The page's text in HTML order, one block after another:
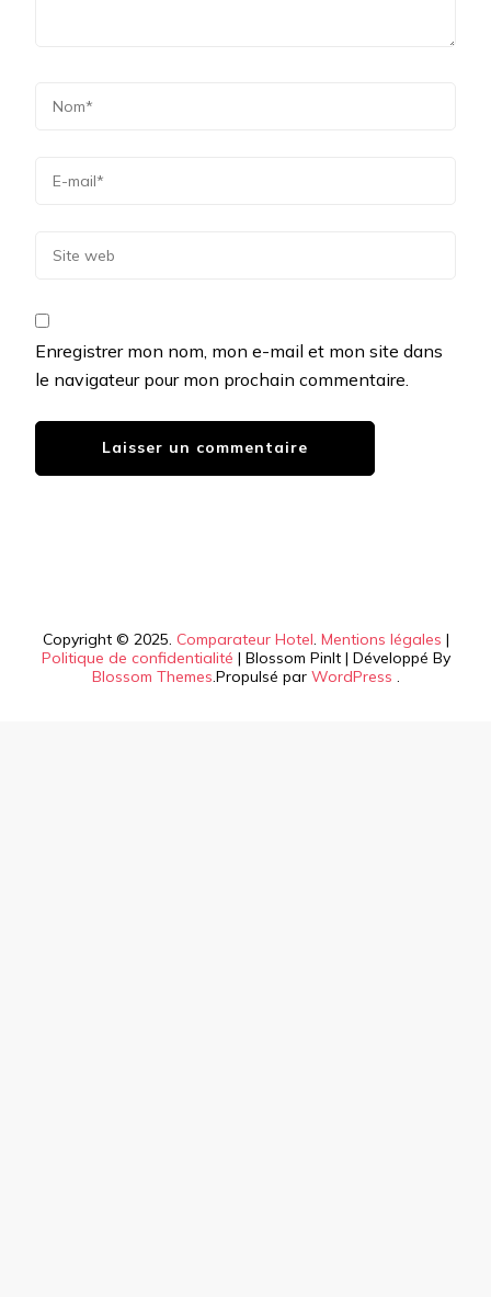
Enregistrer mon nom, mon e-mail et mon site dans
le navigateur pour mon prochain commentaire.
Copyright © 2025. Comparateur Hotel. Mentions légales |
Politique de confidentialité | Blossom PinIt | Développé By
Blossom Themes.Propulsé par WordPress .